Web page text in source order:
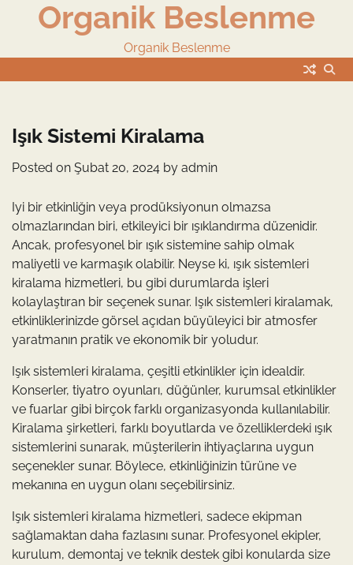
Organik Beslenme
Organik Beslenme
Işık Sistemi Kiralama
Posted on Şubat 20, 2024 by admin
Iyi bir etkinliğin veya prodüksiyonun olmazsa
olmazlarından biri, etkileyici bir ışıklandırma düzenidir.
Ancak, profesyonel bir ışık sistemine sahip olmak
maliyetli ve karmaşık olabilir. Neyse ki, ışık sistemleri
kiralama hizmetleri, bu gibi durumlarda işleri
kolaylaştıran bir seçenek sunar. Işık sistemleri kiralamak,
etkinliklerinizde görsel açıdan büyüleyici bir atmosfer
yaratmanın pratik ve ekonomik bir yoludur.
Işık sistemleri kiralama, çeşitli etkinlikler için idealdir.
Konserler, tiyatro oyunları, düğünler, kurumsal etkinlikler
ve fuarlar gibi birçok farklı organizasyonda kullanılabilir.
Kiralama şirketleri, farklı boyutlarda ve özelliklerdeki ışık
sistemlerini sunarak, müşterilerin ihtiyaçlarına uygun
seçenekler sunar. Böylece, etkinliğinizin türüne ve
mekanına en uygun olanı seçebilirsiniz.
Işık sistemleri kiralama hizmetleri, sadece ekipman
sağlamaktan daha fazlasını sunar. Profesyonel ekipler,
kurulum, demontaj ve teknik destek gibi konularda size